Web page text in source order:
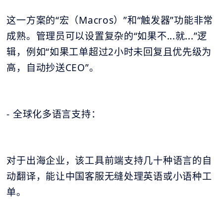
这一方案的“宏（Macros）”和“触发器”功能非常
成熟。管理员可以设置复杂的“如果不...就...”逻
辑，例如“如果工单超过2小时未回复且优先级为
高，自动抄送CEO”。
- 全球化多语言支持：
对于出海企业，该工具前端支持几十种语言的自
动翻译，能让中国客服无缝处理英语或小语种工
单。